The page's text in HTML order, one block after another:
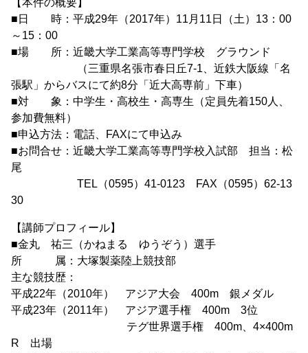
【本件の概要】
■日 時：平成29年（2017年）11月11日（土）13：00
～15：00
■場 所：近畿大学工業高等専門学校 グラウンド
（三重県名張市春日丘7-1、近鉄大阪線「名
張駅」からバスにて約8分「近大高専前」下車）
■対 象：中学生・高校生・高専生（定員先着150人、
参加費無料）
■申込方法：電話、FAXにて申込み
■お問合せ：近畿大学工業高等専門学校入試部 担当：松
尾
TEL（0595）41-0123 FAX（0595）62-13
30
【講師プロフィール】
■金丸 祐三（かねまる ゆうぞう）選手
所 属：大塚製薬陸上競技部
主な競技歴：
平成22年（2010年） アジア大会 400m 銀メダル
平成23年（2011年） アジア選手権 400m 3位
テグ世界選手権 400m、4×400m
R 出場